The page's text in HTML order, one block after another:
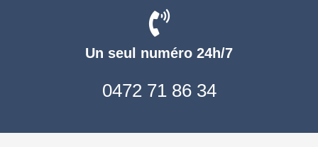
Un seul numéro 24h/7
0472 71 86 34